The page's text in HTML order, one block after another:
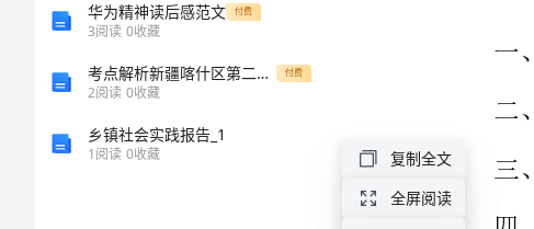
华为精神读后感范文 付费
3阅读 0收藏
考点解析新疆喀什区第二中学北师大版物理九年级第十一章简单电路综合训练试题（详解） 付费
2阅读 0收藏
乡镇社会实践报告_1
1阅读 0收藏
复制全文
全屏阅读